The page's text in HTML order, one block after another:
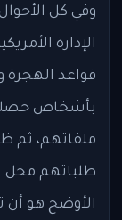
وفي كل
الإدارة
قواعد الهجرة
بأشخاص
ملفاتهم، ثم
طلباتهم محل
الأوضح هو أن